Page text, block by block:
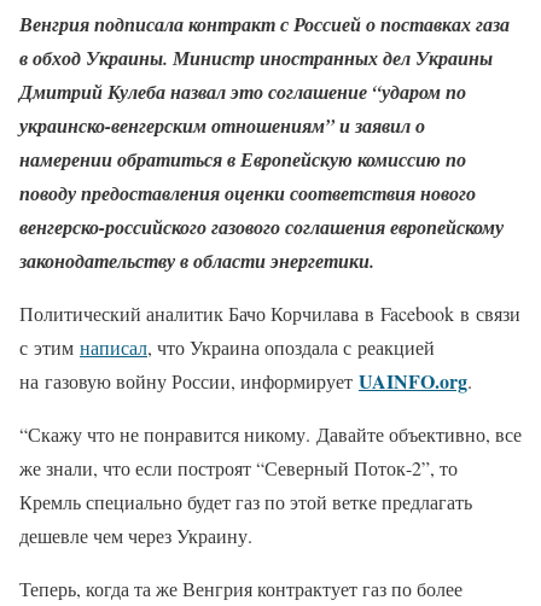
Венгрия подписала контракт с Россией о поставках газа
в обход Украины. Министр иностранных дел Украины
Дмитрий Кулеба назвал это соглашение “ударом по
украинско-венгерским отношениям” и заявил о
намерении обратиться в Европейскую комиссию по
поводу предоставления оценки соответствия нового
венгерско-российского газового соглашения европейскому
законодательству в области энергетики.
Политический аналитик Бачо Корчилава в Facebook в связи
с этим написал, что Украина опоздала с реакцией
на газовую войну России, информирует UAINFO.org.
“Скажу что не понравится никому. Давайте объективно, все
же знали, что если построят “Северный Поток-2”, то
Кремль специально будет газ по этой ветке предлагать
дешевле чем через Украину.
Теперь, когда та же Венгрия контрактует газ по более